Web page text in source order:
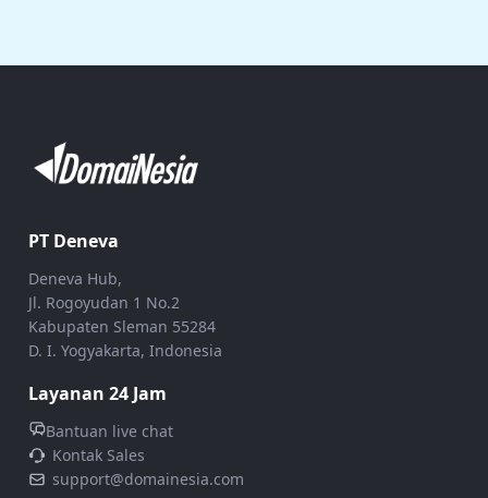
PT Deneva
Deneva Hub,
Jl. Rogoyudan 1 No.2
Kabupaten Sleman 55284
D. I. Yogyakarta, Indonesia
Layanan 24 Jam
Bantuan live chat
Kontak Sales
support@domainesia.com